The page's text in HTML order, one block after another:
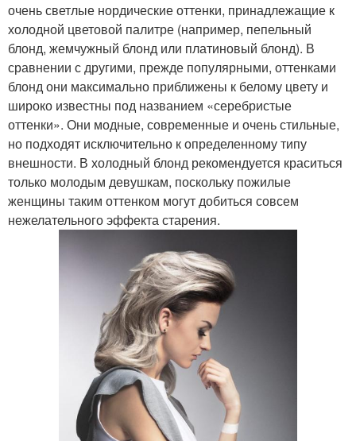
очень светлые нордические оттенки, принадлежащие к
холодной цветовой палитре (например, пепельный
блонд, жемчужный блонд или платиновый блонд). В
сравнении с другими, прежде популярными, оттенками
блонд они максимально приближены к белому цвету и
широко известны под названием «серебристые
оттенки». Они модные, современные и очень стильные,
но подходят исключительно к определенному типу
внешности. В холодный блонд рекомендуется краситься
только молодым девушкам, поскольку пожилые
женщины таким оттенком могут добиться совсем
нежелательного эффекта старения.